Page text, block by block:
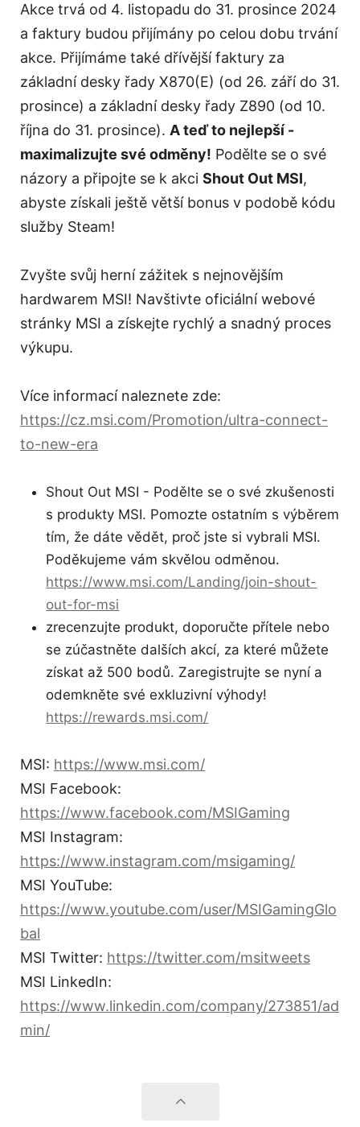
Akce trvá od 4. listopadu do 31. prosince 2024
a faktury budou přijímány po celou dobu trvání
akce. Přijímáme také dřívější faktury za
základní desky řady X870(E) (od 26. září do 31.
prosince) a základní desky řady Z890 (od 10.
října do 31. prosince). A teď to nejlepší -
maximalizujte své odměny! Podělte se o své
názory a připojte se k akci Shout Out MSI,
abyste získali ještě větší bonus v podobě kódu
služby Steam!
Zvyšte svůj herní zážitek s nejnovějším
hardwarem MSI! Navštivte oficiální webové
stránky MSI a získejte rychlý a snadný proces
výkupu.
Více informací naleznete zde:
https://cz.msi.com/Promotion/ultra-connect-
to-new-era
Shout Out MSI - Podělte se o své zkušenosti
s produkty MSI. Pomozte ostatním s výběrem
tím, že dáte vědět, proč jste si vybrali MSI.
Poděkujeme vám skvělou odměnou.
https://www.msi.com/Landing/join-shout-
out-for-msi
zrecenzujte produkt, doporučte přítele nebo
se zúčastněte dalších akcí, za které můžete
získat až 500 bodů. Zaregistrujte se nyní a
odemkněte své exkluzivní výhody!
https://rewards.msi.com/
MSI: https://www.msi.com/
MSI Facebook:
https://www.facebook.com/MSIGaming
MSI Instagram:
https://www.instagram.com/msigaming/
MSI YouTube:
https://www.youtube.com/user/MSIGamingGlo
bal
MSI Twitter: https://twitter.com/msitweets
MSI LinkedIn:
https://www.linkedin.com/company/273851/ad
min/